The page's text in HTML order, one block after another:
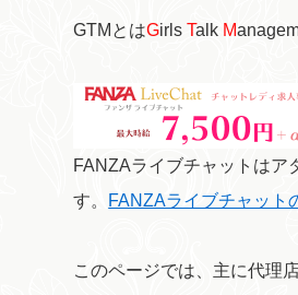
GTMとはGirlsTalk M
FANZAライブチャットはア
す。
FANZAライブチャット
このページでは、主に代理